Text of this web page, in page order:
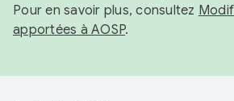
Pour en savoir plus, consultez
apportées à AOSP.